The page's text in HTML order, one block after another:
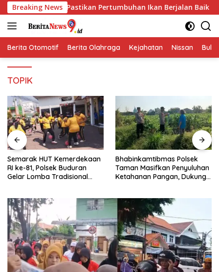
Langsung
ke
konten
Breaking News
Pertumbuhan Ikan Berjalan Baik Semarak
Berita Otomotif Berita Olahraga Kejahatan Nissan
TOPIK
Semarak HUT Kemerdekaan
RI ke-81, Polsek Buduran
Gelar Lomba Tradisional
Bhabinkamtibmas Polsek
Taman Masifkan Penyuluhan
Ketahanan Pangan, Dukung